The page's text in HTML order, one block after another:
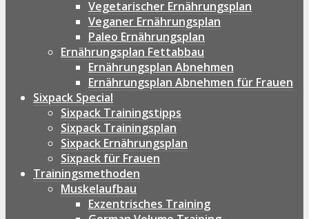
Vegetarischer Ernährungsplan
Veganer Ernährungsplan
Paleo Ernährungsplan
Ernährungsplan Fettabbau
Ernährungsplan Abnehmen
Ernährungsplan Abnehmen für Frauen
Sixpack Special
Sixpack Trainingstipps
Sixpack Trainingsplan
Sixpack Ernährungsplan
Sixpack für Frauen
Trainingsmethoden
Muskelaufbau
Exzentrisches Training